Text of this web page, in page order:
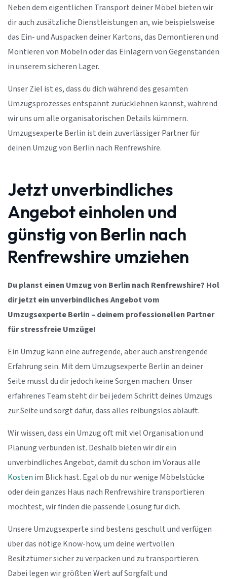
Neben dem eigentlichen Transport deiner Möbel bieten wir
dir auch zusätzliche Dienstleistungen an, wie beispielsweise
das Ein- und Auspacken deiner Kartons, das Demontieren und
Montieren von Möbeln oder das Einlagern von Gegenständen
in unserem sicheren Lager.
Unser Ziel ist es, dass du dich während des gesamten
Umzugsprozesses entspannt zurücklehnen kannst, während
wir uns um alle organisatorischen Details kümmern.
Umzugsexperte Berlin ist dein zuverlässiger Partner für
deinen Umzug von Berlin nach Renfrewshire.
Jetzt unverbindliches
Angebot einholen und
günstig von Berlin nach
Renfrewshire umziehen
Du planst einen Umzug von Berlin nach Renfrewshire? Hol
dir jetzt ein unverbindliches Angebot vom
Umzugsexperte Berlin – deinem professionellen Partner
für stressfreie Umzüge!
Ein Umzug kann eine aufregende, aber auch anstrengende
Erfahrung sein. Mit dem Umzugsexperte Berlin an deiner
Seite musst du dir jedoch keine Sorgen machen. Unser
erfahrenes Team steht dir bei jedem Schritt deines Umzugs
zur Seite und sorgt dafür, dass alles reibungslos abläuft.
Wir wissen, dass ein Umzug oft mit viel Organisation und
Planung verbunden ist. Deshalb bieten wir dir ein
unverbindliches Angebot, damit du schon im Voraus alle
Kosten im Blick hast. Egal ob du nur wenige Möbelstücke
oder dein ganzes Haus nach Renfrewshire transportieren
möchtest, wir finden die passende Lösung für dich.
Unsere Umzugsexperte sind bestens geschult und verfügen
über das nötige Know-how, um deine wertvollen
Besitztümer sicher zu verpacken und zu transportieren.
Dabei legen wir größten Wert auf Sorgfalt und